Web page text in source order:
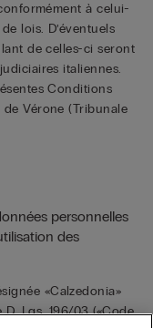
à celui-
lois. D’éventuels
de celles-ci seront
italiennes.
Conditions
Vérone (Tribunale
personnelles
des
«Calzedonia»
Lgs. 196/03 («Code